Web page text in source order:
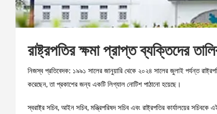
রাষ্ট্রপতির ক্ষমা প্রাপ্ত ব্যক্তিদের
নিজস্ব প্রতিবেদক: ১৯৯১ সালের জানুয়ারি থেকে ২০২৪ সালের জুলাই পর্যন্ত
করেছেন, তা প্রকাশের জন্য একটি লিগ্যাল নোটিশ পাঠানো হয়েছে।
স্বরাষ্ট্র সচিব, আইন সচিব, মন্ত্রিপরিষদ সচিব এবং রাষ্ট্রপতির কার্যালয়ের